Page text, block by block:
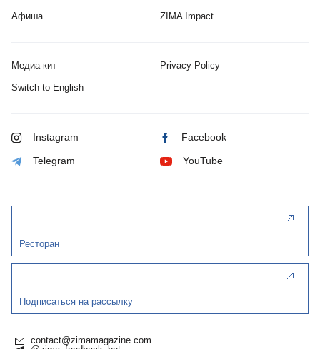
Афиша ZIMA Impact
Медиа-кит Privacy Policy
Switch to English
Instagram Facebook
Telegram YouTube
Ресторан
Подписаться на рассылку
contact@zimamagazine.com